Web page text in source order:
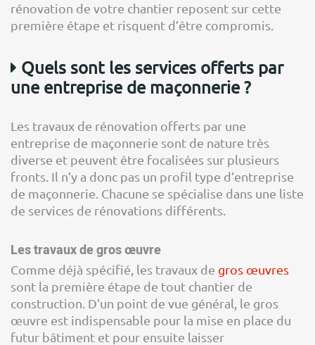
rénovation de votre chantier reposent sur cette
première étape et risquent d’être compromis.
Quels sont les services offerts par
une entreprise de maçonnerie ?
Les travaux de rénovation offerts par une
entreprise de maçonnerie sont de nature très
diverse et peuvent être focalisées sur plusieurs
fronts. Il n’y a donc pas un profil type d’entreprise
de maçonnerie. Chacune se spécialise dans une liste
de services de rénovations différents.
Les travaux de gros œuvre
Comme déjà spécifié, les travaux de gros œuvres
sont la première étape de tout chantier de
construction. D’un point de vue général, le gros
œuvre est indispensable pour la mise en place du
futur bâtiment et pour ensuite laisser